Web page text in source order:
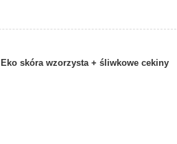
Eko skóra wzorzysta + śliwkowe cekiny